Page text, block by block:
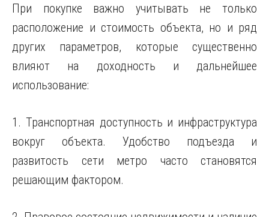
При покупке важно учитывать не только
расположение и стоимость объекта, но и ряд
других параметров, которые существенно
влияют на доходность и дальнейшее
использование:
1. Транспортная доступность и инфраструктура
вокруг объекта. Удобство подъезда и
развитость сети метро часто становятся
решающим фактором.